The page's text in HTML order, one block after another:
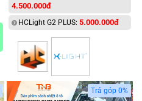
4.500.000đ
HCLight G2 PLUS: 5.000.000đ
Trả góp 0%